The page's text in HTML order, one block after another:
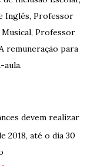
Inglês, Professor
Professor
remuneração para
aula.
devem realizar
2018, até o dia 30